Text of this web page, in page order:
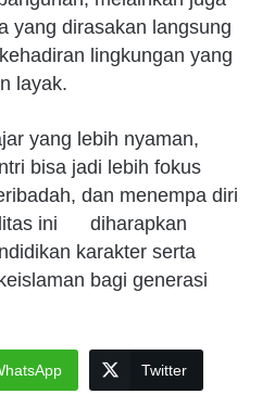
yang dirasakan langsung
lingkungan yang
layak.
yang lebih nyaman,
bisa jadi lebih fokus
dan menempa diri
ini diharapkan
karakter serta
bagi generasi
Twitter